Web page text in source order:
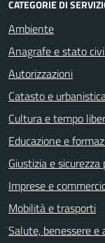
CATEGORIE DI
Ambiente
Anagrafe e stato
Autorizzazioni
Catasto e
Cultura e tempo
Educazione e
Giustizia e sicurezza
Imprese e
Mobilità e trasporti
Salute, benessere e